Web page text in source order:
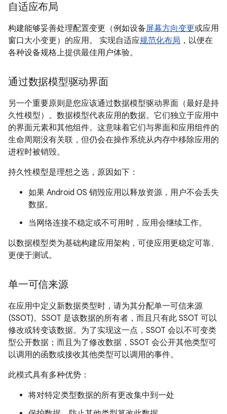
自适应布局
构建能够妥善处理配置变更（例如设备屏幕方向变更或应用
窗口大小变更）的应用。 实现自适应规范化布局 ，以便在
各种设备规格上提供最佳用户体验。
通过数据模型驱动界面
另一个重要原则是您应该通过数据模型驱动界面（最好是持
久性模型）。数据模型代表应用的数据。它们独立于应用中
的界面元素和其他组件。这意味着它们与界面和应用组件的
生命周期没有关联，但仍会在操作系统从内存中移除应用的
进程时被销毁。
持久性模型是理想之选，原因如下：
如果 Android OS 销毁应用以释放资源，用户不会丢失
数据。
当网络连接不稳定或不可用时，应用会继续工作。
以数据模型类为基础构建应用架构，可使应用更稳定可靠、
更便于测试。
单一可信来源
在应用中定义新数据类型时，请为其分配单一可信来源
(SSOT)。SSOT 是该数据的所有者 ，而且只有此 SSOT 可以
修改或转变该数据。为了实现这一点，SSOT 会以不可变类
型公开数据；而且为了修改数据，SSOT 会公开其他类型可
以调用的函数或接收其他类型可以调用的事件。
此模式具有多种优势：
将对特定类型数据的所有更改集中到一处